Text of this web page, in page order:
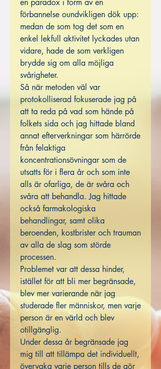
en paradox i form av en
förbannelse oundvikligen dök upp:
medan de som tog det som en
enkel lekfull aktivitet lyckades utan
vidare, hade de som verkligen
brydde sig om alla möjliga
svårigheter.
Så när metoden väl var
protokolliserad fokuserade jag på
att ta reda på vad som hände på
folkets sida och jag hittade bland
annat efterverkningar som härrörde
från felaktiga
koncentrationsövningar som de
utsatts för i flera år och som inte
alls är ofarliga, de är svåra och
svåra att behandla. Jag hittade
också farmakologiska
behandlingar, samt olika
beroenden, kostbrister och trauman
av alla de slag som störde
processen.
Problemet var att dessa hinder,
istället för att bli mer begränsade,
blev mer varierande när jag
studerade fler människor, men varje
person är en värld och blev
otillgänglig.
Under dessa år begränsade jag
mig till att tillämpa det individuellt,
övervaka varje person tills de gör